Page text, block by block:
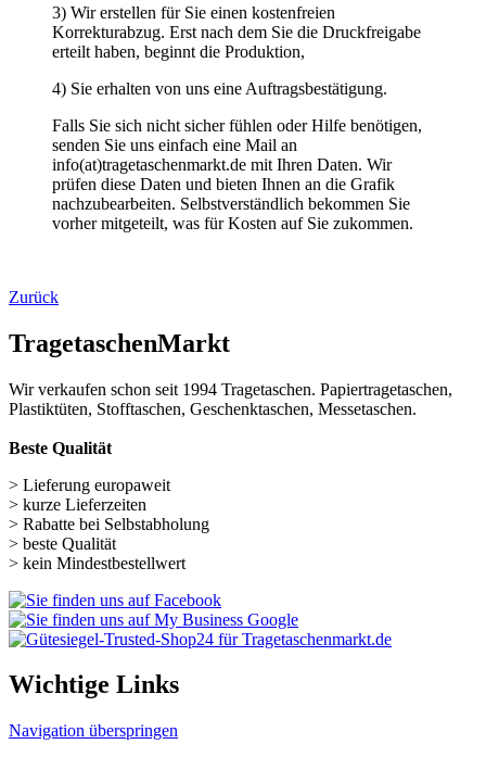
prüfen diese Daten und bieten Ihnen an die Grafik
nachzubearbeiten. Selbstverständlich bekommen Sie
vorher mitgeteilt, was für Kosten auf Sie zukommen.
Zurück
TragetaschenMarkt
Wir verkaufen schon seit 1994 Tragetaschen. Papiertragetaschen,
Plastiktüten, Stofftaschen, Geschenktaschen, Messetaschen.
> kurze Lieferzeiten
> Rabatte bei Selbstabholung
> kein Mindestbestellwert
Wichtige Links
Navigation überspringen
Papiertüten (248)
Baumwolltaschen (287)
Flaschentaschen (28)
Weihnachts­tüten (108)
Non Woven u. Woven Taschen (203)
Geschenke verpacken (301)